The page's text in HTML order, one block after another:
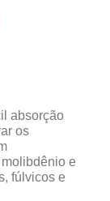
absorção
os
e
fúlvicos e